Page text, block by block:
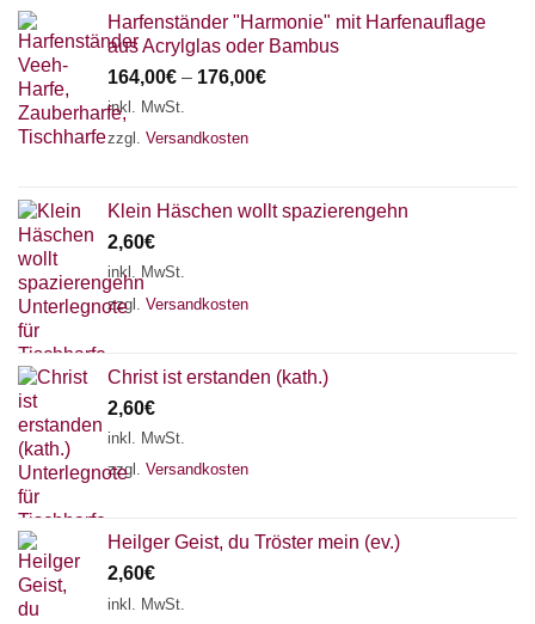
Harfenständer "Harmonie" mit Harfenauflage
aus Acrylglas oder Bambus
164,00€ – 176,00€
inkl. MwSt.
zzgl. Versandkosten
Klein Häschen wollt spazierengehn
2,60€
inkl. MwSt.
zzgl. Versandkosten
Christ ist erstanden (kath.)
2,60€
inkl. MwSt.
zzgl. Versandkosten
Heilger Geist, du Tröster mein (ev.)
2,60€
inkl. MwSt.